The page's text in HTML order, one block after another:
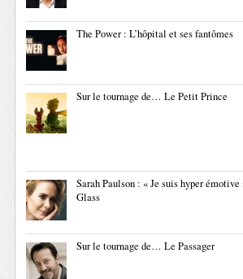
The Power : L’hôpital et ses fantômes
Sur le tournage de… Le Petit Prince
Sarah Paulson : « Je suis hyper
Glass
Sur le tournage de… Le Passager